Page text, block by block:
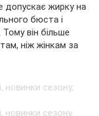
допускає жирку на
бюста і
він більше
ніж жінкам за